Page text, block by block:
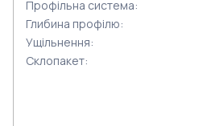
Профільна система:
Глибина профілю:
Ущільнення:
Склопакет: